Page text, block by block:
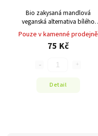
Bio zakysaná mandlová
veganská alternativa bílého
jogurtu 400g
Pouze v kamenné prodejně
75 Kč
Detail